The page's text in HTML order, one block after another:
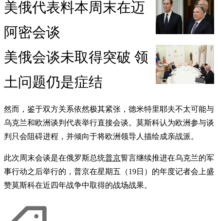
美俄代表料本周末在迈
阿密会谈
美俄会谈未取得突破 领
土问题仍是症结
然而，鉴于双方关系依然极其紧张，德米特里耶夫不太可能与
乌克兰和欧洲谈判代表举行直接会谈。莫斯科认为欧洲参与谈
判只会阻碍进程，并倾向于将欧洲领导人描绘成亲战派。
此次周末会谈是在俄罗斯总统普京誓言继续推进在乌克兰的军
事行动之后举行的，普京在星期五（19日）的年度记者会上盛
赞莫斯科在近四年战争中取得的战场战果。